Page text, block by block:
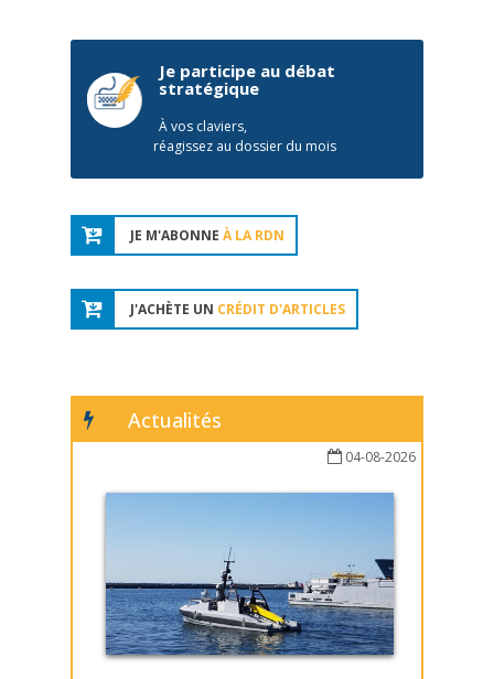
Je participe au débat
stratégique
À vos claviers,
réagissez au dossier du mois
JE M'ABONNE À LA RDN
J'ACHÈTE UN CRÉDIT D'ARTICLES
Actualités
04-08-2026